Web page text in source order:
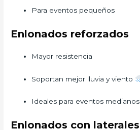
Para eventos pequeños
Enlonados reforzados
Mayor resistencia
Soportan mejor lluvia y viento
Ideales para eventos medianos
Enlonados con laterales